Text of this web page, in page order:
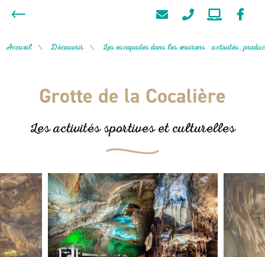
Accueil / Découvrir / Les escapades dans les environs : activités,
Grotte de la Cocalière
Les activités sportives et culturelles